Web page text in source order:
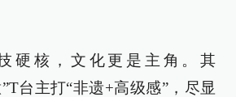
硬核，文化更是主角。其
台主打“非遗+高级感”，尽显